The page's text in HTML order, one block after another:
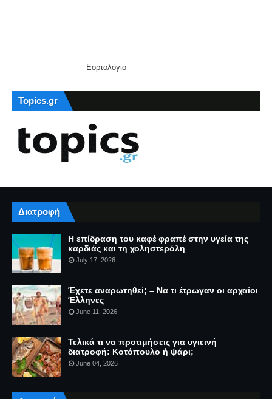
Εορτολόγιο
Topics.gr
Διατροφή
Η επίδραση του καφέ φραπέ στην υγεία της
καρδιάς και τη χοληστερόλη
July 17, 2026
Έχετε αναρωτηθεί; – Να τι έτρωγαν οι αρχαίοι
Έλληνες
June 11, 2026
Τελικά τι να προτιμήσεις για υγιεινή
διατροφή: Κοτόπουλο ή ψάρι;
June 04, 2026